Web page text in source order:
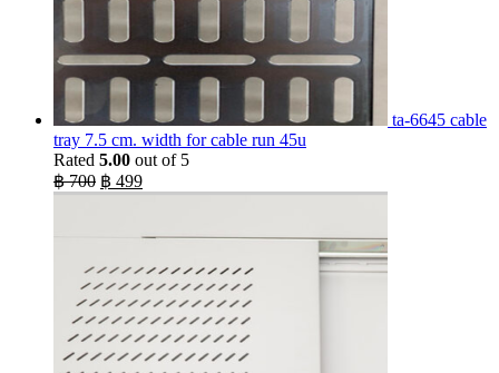
ta-6645 cable
tray 7.5 cm. width for cable run 45u
Rated 5.00 out of 5
฿700 Original
฿ 700.
฿ 499Current
฿ 499.